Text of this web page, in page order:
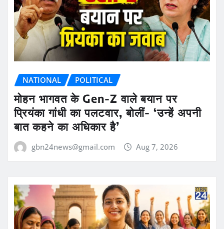
NATIONAL POLITICAL
मोहन भागवत के Gen-Z वाले बयान पर
प्रियंका गांधी का पलटवार, बोलीं- ‘उन्हें अपनी
बात कहने का अधिकार है’
gbn24news@gmail.com Aug 7, 2026